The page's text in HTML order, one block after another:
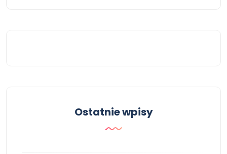
Ostatnie wpisy